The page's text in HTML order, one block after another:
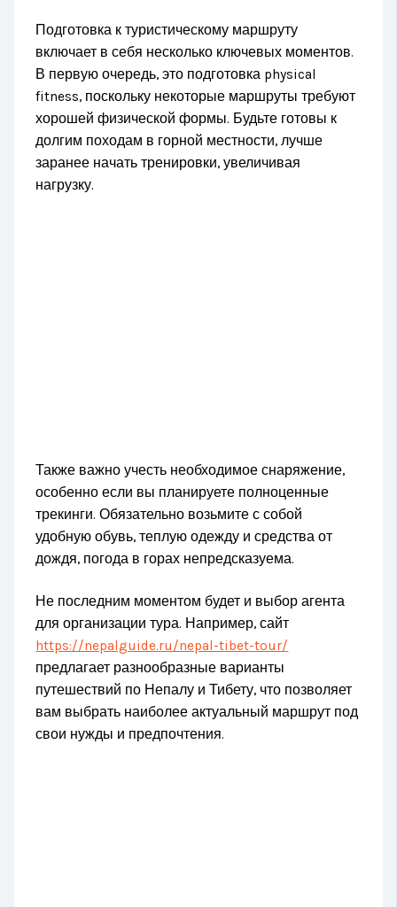
Подготовка к туристическому маршруту
включает в себя несколько ключевых моментов.
В первую очередь, это подготовка physical
fitness, поскольку некоторые маршруты требуют
хорошей физической формы. Будьте готовы к
долгим походам в горной местности, лучше
заранее начать тренировки, увеличивая
нагрузку.
Также важно учесть необходимое снаряжение,
особенно если вы планируете полноценные
трекинги. Обязательно возьмите с собой
удобную обувь, теплую одежду и средства от
дождя, погода в горах непредсказуема.
Не последним моментом будет и выбор агента
для организации тура. Например, сайт
https://nepalguide.ru/nepal-tibet-tour/
предлагает разнообразные варианты
путешествий по Непалу и Тибету, что позволяет
вам выбрать наиболее актуальный маршрут под
свои нужды и предпочтения.